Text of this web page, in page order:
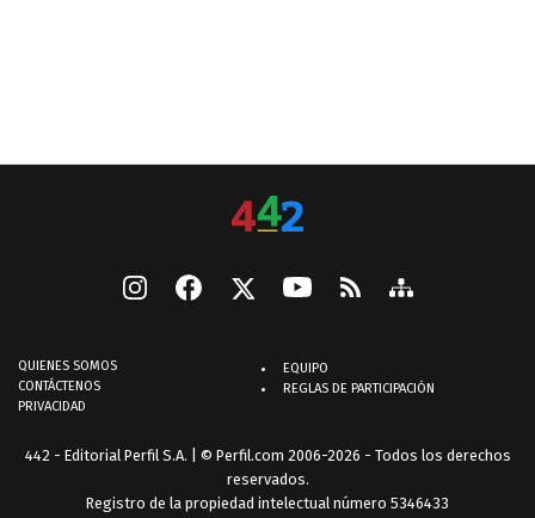
QUIENES SOMOS
CONTÁCTENOS
PRIVACIDAD
EQUIPO
REGLAS DE PARTICIPACIÓN
442 - Editorial Perfil S.A. | © Perfil.com 2006-2026 - Todos los derechos
reservados.
Registro de la propiedad intelectual número 5346433